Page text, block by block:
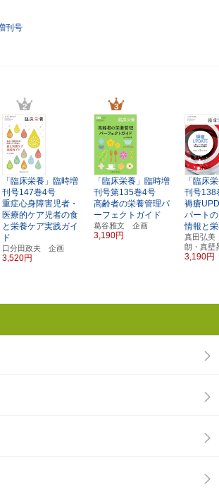
刊号
「臨床栄養」臨時増
刊号147巻4号
重症心身障害児者・
医療的ケア児者の食
と栄養ケア実践ガイ
ド
口分田政夫 企画
3,520円
「臨床栄養」臨時増
刊号第135巻4号
高齢者の栄養管理パ
ーフェクトガイド
葛谷雅文 企画
3,190円
「臨床
刊号138
褥瘡
パート
情報と
真田弘美
朗・真
3,190円